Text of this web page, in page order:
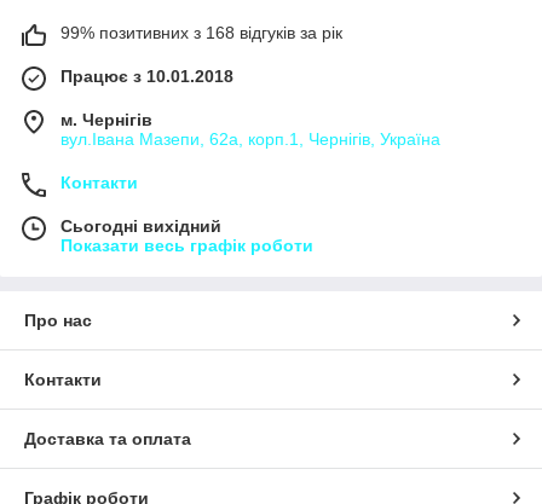
99% позитивних з 168 відгуків за рік
Працює з 10.01.2018
м. Чернігів
вул.Івана Мазепи, 62а, корп.1, Чернігів, Україна
Контакти
Сьогодні вихідний
Показати весь графік роботи
Про нас
Контакти
Доставка та оплата
Графік роботи